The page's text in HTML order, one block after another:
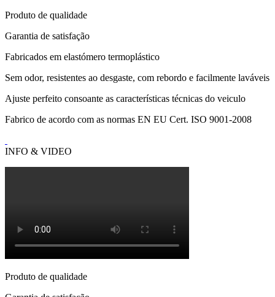
Produto de qualidade
Garantia de satisfação
Fabricados em elastómero termoplástico
Sem odor, resistentes ao desgaste, com rebordo e facilmente laváveis
Ajuste perfeito consoante as características técnicas do veiculo
Fabrico de acordo com as normas EN EU Cert. ISO 9001-2008
INFO & VIDEO
Produto de qualidade